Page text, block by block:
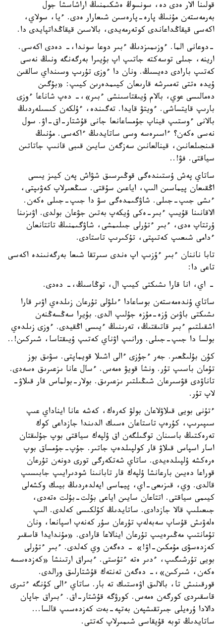
قولىنا الار ەدى دە، سونسوڭ ەشكىمنىڭ اراشاسشا جول
بەرمەستەن مۇنىڭ پارە-پارەسىن شىعارار ەدى. ءيا، سولاي،
اكەسى قيقاڭداعاندى كوتەرمەيدى، بالاسىن قيقاڭداتپايدى دا.
-دوعانى الما. ءوزىمىزدىڭ ءبىر دوعا سوندا،- دەدى اكەسى.
ارينە، جىلى توسەكتە جاتىپ اپ بۇيىرا بەرگەنگە ونىڭ نەسى
كەتىپ بارادى دەيسىڭ. ونان دا ءوزى تۇرىپ وسىنداي سالقىن
ۇيدە ەتتى تەمىرشە قارىعان كيىمدەرىن كيىپ: «بۇگىن
دەمالىسى عوي، بالام ۇيىقتاسىنشى ءبىر»،- دەپ شاناعا ءوزى
بارىپ قايتساشى. ءويتۋ قايدا. تەگىندە، ءۇلكەن كىسىلەردىڭ
بالانى ءوستىپ قيناپ جۇمساعانعا جانى قۇشتار-اق-اۋ. سول
نەسى ەكەن؟ ءاسىرەسە وسى ساتايدىڭ ءاكەسى. مۇنىڭ
قىنجىلعانىن، قينالعانىن سەزگەن سايىن قىبى قانىپ جاتاتىن
سياقتى. فۋ!..
ساتاي پەش ۇستىندەگى قوڭىرسىق شۋاش پەن كيىز يىسى
اڭقىعان پيماسىن الىپ، اياعىن سۇقتى. سىڭعىرلاپ كەۋىپتى،
ءىشى جىپ-جىلى. شاۋگىمدەگى سۋ دا جىپ-جىلى ەكەن.
الاقانىنا قۇيىپ ءبىر-ەكى ۇيكەپ بەتىن جۋعان بولدى. اۋىزىنا
ۇرتتاپ ەدى، ءبىر ءتۇرلى جىلىمشى، شاۋگىمنىڭ تاتتانعان
ءدامى شىعىپ كەتىپتى، تۇكىرىپ تاستادى.
تابا ناننان ءبىر ءۇزىپ اپ ەندى سىرتقا شىعا بەرگەنىندە اكەسى
تاعى دا:
- اي، انا قارا ىشىكتى كيىپ ال، توڭاسىڭ،- دەدى.
ساتاي ۇندەمەستەن بوساعادا ءىلۋلى تۇرعان زىلدەي اۋىر قارا
ىشىكتى باۋىن ۇزە-مۇزە جۇلىپ الدى. بۇيرا سەڭسەڭنەن
اشقىلتىم ءبىر قاتىقتىڭ، تەرىنىڭ ءيىسى اڭقيدى. ءوزى زىلدەي
بولسا دا جىپ-جىلى. ورانىپ اۋناي كەتىپ ۇيىقتاسا، شىركىن!..
كۇن بۇلىڭعىر. جەر ءجۇزى ءالى اشىلا قويماپتى. سۋىق بوز
تۇمان باسىپ تۇر. ونشا قويۋ ەمەس. ءسال عانا ىزعىرىق ەسەدى.
تاناۋدى قۋسىرعان شىڭىلتىر ىزعىرىق. بولار-بولماس قار قىلاۋ-
لاپ تۇر.
ءتۇنى بويى قىلاۋلاعان بولۋ كەرەك، كەشە عانا ايناداي عىپ
سىپىرىپ، كۇرەپ تاستاعان ەسىك الدىندا جازداعى كوك
تەرەكتىڭ باسىنان توگىلگەن اق ۇلپەك سياقتى بوپ جۇلىقتان
اسار اسپاس قىلاۋ قار كولپىلدەپ جاتىر. جۇپ-جۇمساق بوپ
ەرەكشە ۇلپىلدەيدى. ساتاي شەتكەرگى تورى دونەن تۇرعان
قوراعا دەيىن بارعانشا ۇلپەك قار تابانىنا شودىرايىپ جابىسىپ
قالدى. وي، قىزىعى-اي، پيماسى ايەلدەردىڭ بيىك وكشەلى
كيىمى سياقتى. اتتاعان سايىن اياعى بۇلت-بۇلت ەتەدى،
جىعىلىپ قالا جازدادى. ساتايدىڭ كۇلكىسى كەلدى. الىپ
ەلەۋىش قۇساپ سەبەلەپ تۇرعان سۇر كەنەپ اسپانعا، ونان
تۇمانتىپ مەڭىرەيىپ تۇرعان اينالاعا قارادى. «مۇندايدا قاسقىر
كەزدەسۋى مۇمكىن-اۋ!» - دەگەن وي كەلدى. ءبىر ءتۇرلى
بويى تۇرشىگىپ، ءدىر ەتە ءتۇستى. ءبىراق ارتىنشا «كەزدەسسە
ەكەن، شىركىن»،- دەگەن تەنتەك قۇشتارلىق ورالدى.
قورقىنىش تا، بالالىق اۋەستىك تە بار. ساتاي ءالى كۇنگە ءتىرى
قاسقىردى كورگەن ەمەس. كورۋگە قۇشتار-اق. ءبىراق جاپان
دالادا ۇرەيلى جىرتقىشپەن بەتپە-بەت كەزدەسىپ قالسا...
ساتايدىڭ توبە قۇيقاسى شىمىرلاپ كەتتى.